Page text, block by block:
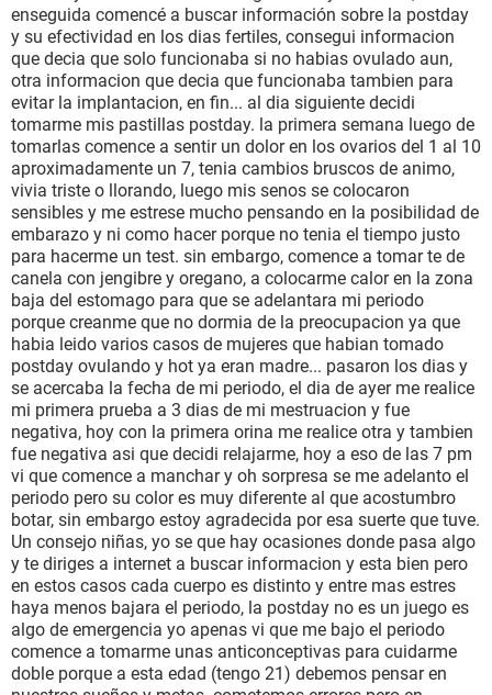
enseguida comencé a buscar información sobre la postday
y su efectividad en los dias fertiles, consegui informacion
que decia que solo funcionaba si no habias ovulado aun,
otra informacion que decia que funcionaba tambien para
evitar la implantacion, en fin... al dia siguiente decidi
tomarme mis pastillas postday. la primera semana luego de
tomarlas comence a sentir un dolor en los ovarios del 1 al 10
aproximadamente un 7, tenia cambios bruscos de animo,
vivia triste o llorando, luego mis senos se colocaron
sensibles y me estrese mucho pensando en la posibilidad de
embarazo y ni como hacer porque no tenia el tiempo justo
para hacerme un test. sin embargo, comence a tomar te de
canela con jengibre y oregano, a colocarme calor en la zona
baja del estomago para que se adelantara mi periodo
porque creanme que no dormia de la preocupacion ya que
habia leido varios casos de mujeres que habian tomado
postday ovulando y hot ya eran madre... pasaron los dias y
se acercaba la fecha de mi periodo, el dia de ayer me realice
mi primera prueba a 3 dias de mi mestruacion y fue
negativa, hoy con la primera orina me realice otra y tambien
fue negativa asi que decidi relajarme, hoy a eso de las 7 pm
vi que comence a manchar y oh sorpresa se me adelanto el
periodo pero su color es muy diferente al que acostumbro
botar, sin embargo estoy agradecida por esa suerte que tuve.
Un consejo niñas, yo se que hay ocasiones donde pasa algo
y te diriges a internet a buscar informacion y esta bien pero
en estos casos cada cuerpo es distinto y entre mas estres
haya menos bajara el periodo, la postday no es un juego es
algo de emergencia yo apenas vi que me bajo el periodo
comence a tomarme unas anticonceptivas para cuidarme
doble porque a esta edad (tengo 21) debemos pensar en